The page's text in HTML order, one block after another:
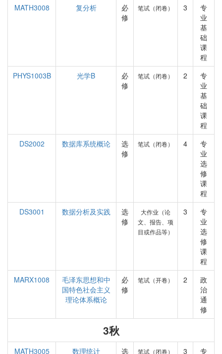
MATH3008 复分析
必
修
笔试（闭卷） 3
专
业
基
础
课
程
PHYS1003B
光学B
必
修
笔试（闭卷） 2
专
业
基
础
课
程
DS2002
数据库系统概论
选
修
笔试（闭卷） 4
专
业
选
修
课
程
DS3001
数据分析及实践
选
修
大作业（论
文、报告、项
目或作品等）
3
专
业
选
修
课
程
MARX1008
毛泽东思想和中
国特色社会主义
理论体系概论
必
修
笔试（开卷） 2
政
治
通
修
3秋
MATH3005 数理统计
选
笔试（闭卷） 3
专